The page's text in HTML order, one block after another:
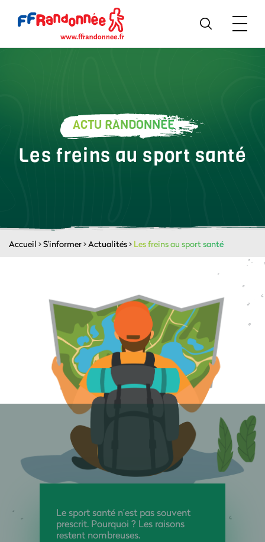
ACTU RANDONNÉE
Les freins au sport santé
Accueil >S'informer>Actualités> Les freins au sport santé
Le sport santé n’est pas souvent
prescrit. Pourquoi ? Les raisons
restent nombreuses.